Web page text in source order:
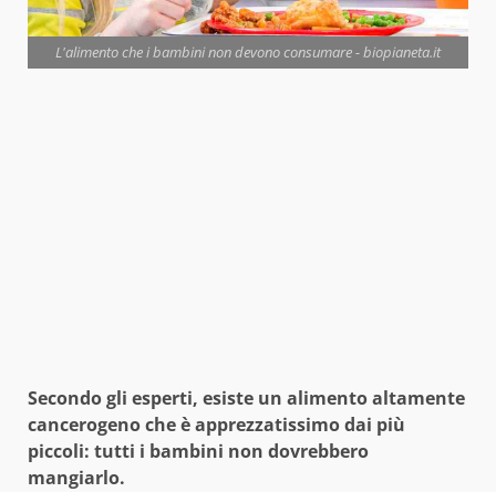
L'alimento che i bambini non devono consumare - biopianeta.it
Secondo gli esperti, esiste un alimento altamente
cancerogeno che è apprezzatissimo dai più
piccoli: tutti i bambini non dovrebbero
mangiarlo.